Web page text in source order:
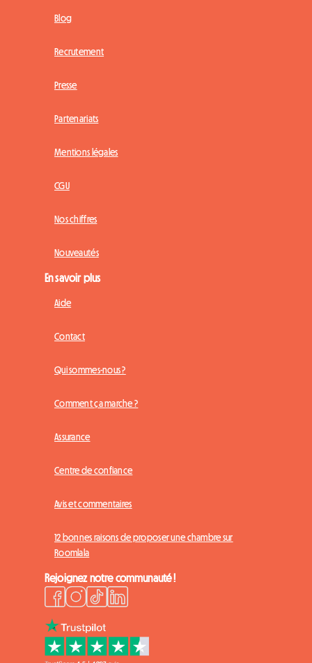
Blog
Recrutement
Presse
Partenariats
Mentions légales
CGU
Nos chiffres
Nouveautés
En savoir plus
Aide
Contact
Qui sommes-nous ?
Comment ça marche ?
Assurance
Centre de confiance
Avis et commentaires
12 bonnes raisons de proposer une chambre sur
Roomlala
Rejoignez notre communauté !